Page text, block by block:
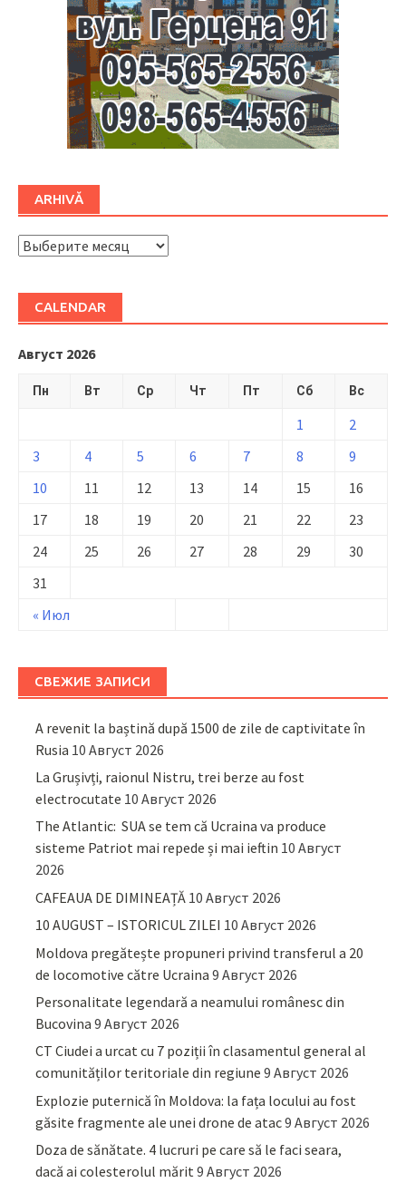
ARHIVĂ
ARHIVĂ
CALENDAR
Август 2026
Пн Вт Ср Чт Пт Сб Вс
« Июл
1
2
3
4 5 6 7 8
9
10
11 12 13 14 15
16
17
18 19 20 21 22
23
24
25 26 27 28 29
30
31
СВЕЖИЕ ЗАПИСИ
A revenit la baștină după 1500 de zile de captivitate în
Rusia 10 Август 2026
La Grușivți, raionul Nistru, trei berze au fost
electrocutate 10 Август 2026
The Atlantic: SUA se tem că Ucraina va produce
sisteme Patriot mai repede și mai ieftin 10 Август
2026
CAFEAUA DE DIMINEAȚĂ 10 Август 2026
10 AUGUST – ISTORICUL ZILEI 10 Август 2026
Moldova pregătește propuneri privind transferul a 20
de locomotive către Ucraina 9 Август 2026
Personalitate legendară a neamului românesc din
Bucovina 9 Август 2026
CT Ciudei a urcat cu 7 poziții în clasamentul general al
comunităților teritoriale din regiune 9 Август 2026
Explozie puternică în Moldova: la fața locului au fost
găsite fragmente ale unei drone de atac9 Август 2026
Doza de sănătate. 4 lucruri pe care să le faci seara,
dacă ai colesterolul mărit9 Август 2026